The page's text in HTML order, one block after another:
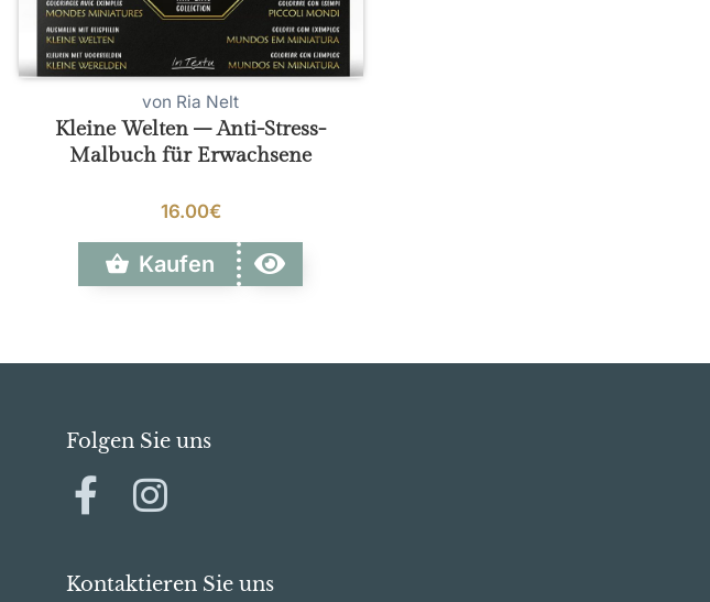
von Ria Nelt
Kleine Welten – Anti-Stress-
Malbuch für Erwachsene
16.00€
Kaufen
Folgen Sie uns
Kontaktieren Sie uns